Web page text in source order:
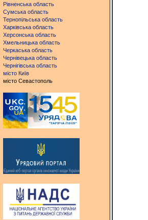
Рівненська область
Сумська область
Тернопільська область
Харківська область
Херсонська область
Хмельницька область
Черкаська область
Чернівецька область
Чернігівська область
місто Київ
місто Севастополь